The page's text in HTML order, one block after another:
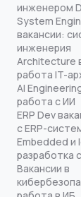
инженером
System
вакансии:
инженерия
Architecture
работа IT-
AI
работа с ИИ
ERP Dev
с ERP-
Embedded и
разработка
Вакансии в